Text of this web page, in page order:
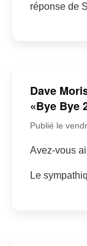
réponse de
Dave
«Bye Bye
Publié le
Avez-vous
Le